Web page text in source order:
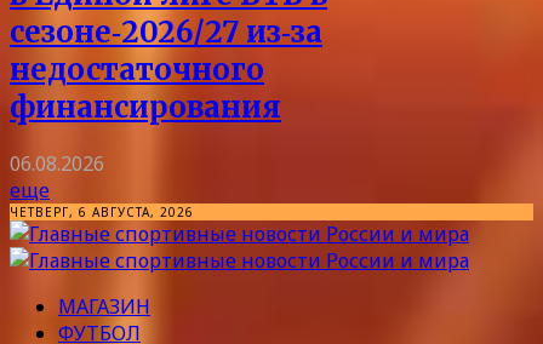
сезоне‑2026/27 из‑за
недостаточного
финансирования
06.08.2026
еще
ЧЕТВЕРГ, 6 АВГУСТА, 2026
МАГАЗИН
ФУТБОЛ